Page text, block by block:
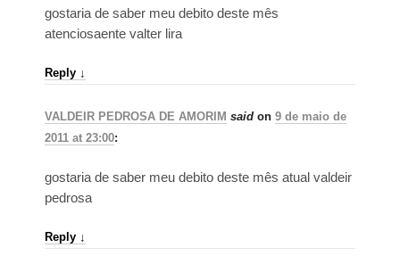
gostaria de saber meu debito deste mês
atenciosaente valter lira
Reply ↓
VALDEIR PEDROSA DE AMORIM said on 9 de maio de
2011 at 23:00:
gostaria de saber meu debito deste mês atual valdeir
pedrosa
Reply ↓